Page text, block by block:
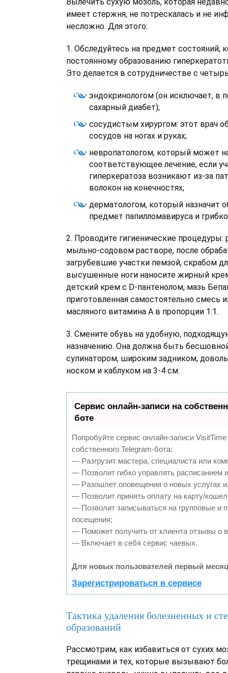
имеет стержня, не потрескалась и не
несложно. Для этого:
1. Обследуйтесь на предмет состояний,
постоянному образованию
Это делается в сотрудничестве с
эндокринологом (он исключает, в
сахарный диабет);
сосудистым хирургом: этот врач
сосудов на ногах и руках;
невропатологом, который может
соответствующее лечение, если
гиперкератоза возникают из-за
волокон на конечностях;
дерматологом, который назначит
предмет папилломавируса и
2. Проводите гигиенические процедуры:
мыльно-содовом растворе, после
загрубевшие участки пемзой, скрабом
высушенные ноги наносите жирный
детский крем с D-пантенолом, мазь
приготовленная самостоятельно смесь
масляного витамина A в пропорции 1:1.
3. Смените обувь на удобную,
назначению. Она должна быть
супинатором, широким задником,
носком и каблуком на 3-4 см.
Сервис онлайн-записи на
боте
Попробуйте сервис онлайн-записи
собственного Telegram-бота:
— Разгрузит мастера, специалиста или
— Позволит гибко управлять расписанием и
— Разошлет оповещения о новых услугах
— Позволит принять оплату на карту/
— Позволит записываться на групповые и
посещения;
— Поможет получить от клиента отзывы о
— Включает в себя сервис чаевых.
Для новых пользователей первый
Зарегистрироваться в сервисе
Тактика удаления болезненных и
образований
Рассмотрим, как избавиться от сухих
трещинами и тех, которые вызывают